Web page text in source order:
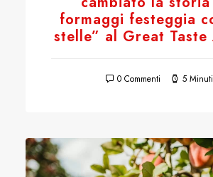
formaggi festeggia
stelle” al Great Taste
0 Commenti 5 Minuti